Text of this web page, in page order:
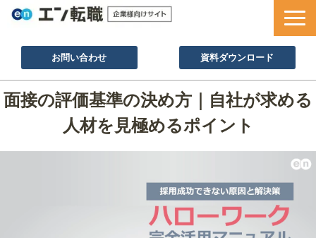
お問い合わせ 資料ダウンロード
サービス一覧
採用ノウハウ
お役立ち資料
面接の評価基準の決め方｜自社が求める
人材を見極めるポイント